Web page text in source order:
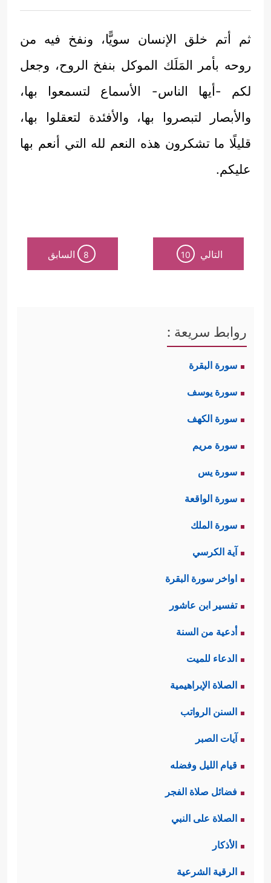
ثم أتم خلق الإنسان سويًّا، ونفخ فيه من
روحه بأمر المَلَك الموكل بنفخ الروح، وجعل
لكم -أيها الناس- الأسماع لتسمعوا بها،
والأبصار لتبصروا بها، والأفئدة لتعقلوا بها،
قليلًا ما تشكرون هذه النعم لله التي أنعم بها
عليكم.
التالي 10
8 السابق
روابط سريعة :
سورة البقرة
سورة يوسف
سورة الكهف
سورة مريم
سورة يس
سورة الواقعة
سورة الملك
آية الكرسي
اواخر سورة البقرة
تفسير ابن عاشور
أدعية من السنة
الدعاء للميت
الصلاة الإبراهيمية
السنن الرواتب
آيات الصبر
قيام الليل وفضله
فضائل صلاة الفجر
الصلاة على النبي
الأذكار
الرقية الشرعية